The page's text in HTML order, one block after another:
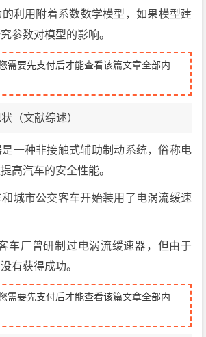
利用附着系数数学模型，如果模型建
参数对模型的影响。
需要先支付后才能查看该篇文章全部内
（文献综述）
一种非接触式辅助制动系统，俗称电
高汽车的安全性能。
城市公交客车开始装用了电涡流缓速
车厂曾研制过电涡流缓速器，但由于
有获得成功。
需要先支付后才能查看该篇文章全部内